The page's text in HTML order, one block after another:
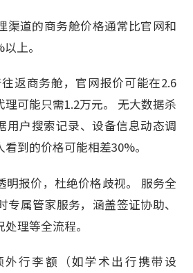
渠道的商务舱价格通常比官网和
上。
返商务舱，官网报价可能在2.6
可能只需1.2万元。 无大数据杀
用户搜索记录、设备信息动态调
到的价格可能相差30%。
明报价，杜绝价格歧视。 服务全
专属管家服务，涵盖签证协助、
理等全流程。
外行李额（如学术出行携带设